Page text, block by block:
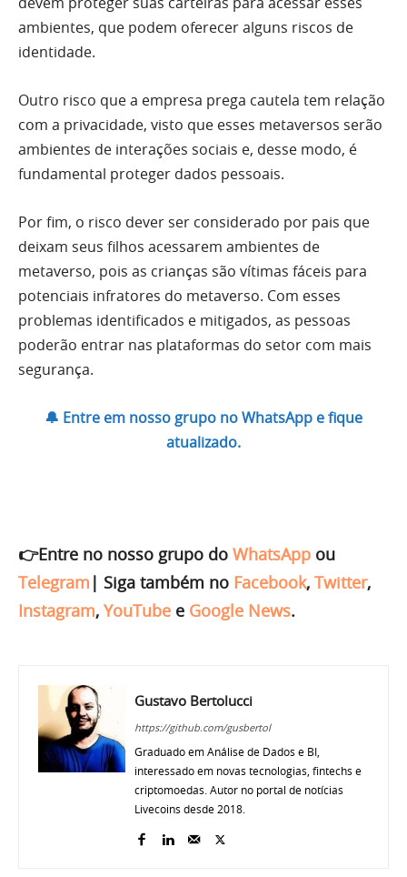
ambientes, que podem oferecer alguns riscos de
identidade.
Outro risco que a empresa prega cautela tem relação
com a privacidade, visto que esses metaversos serão
ambientes de interações sociais e, desse modo, é
fundamental proteger dados pessoais.
Por fim, o risco dever ser considerado por pais que
deixam seus filhos acessarem ambientes de
metaverso, pois as crianças são vítimas fáceis para
potenciais infratores do metaverso. Com esses
problemas identificados e mitigados, as pessoas
poderão entrar nas plataformas do setor com mais
segurança.
🔔 Entre em nosso grupo no WhatsApp e fique
atualizado.
👉Entre no nosso grupo do WhatsApp ou
Telegram | Siga também no Facebook, Twitter,
Instagram, YouTube e Google News.
Gustavo Bertolucci
https://github.com/gusbertol
Graduado em Análise de Dados e BI,
interessado em novas tecnologias, fintechs e
criptomoedas. Autor no portal de notícias
Livecoins desde 2018.